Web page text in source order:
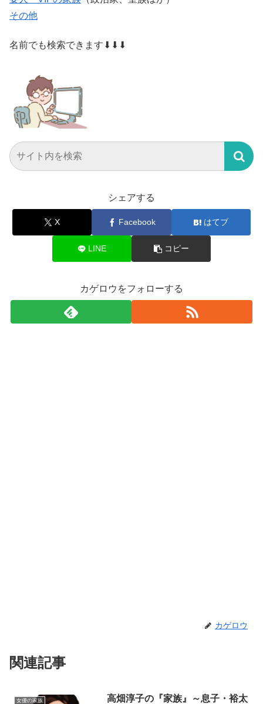
その他
名前でも検索できます⬇⬇⬇
シェアする
X Facebook はてブ
LINE コピー
カゲロウをフォローする
カゲロウ
関連記事
女優の家族
高畑淳子の『家族』～息子・裕太